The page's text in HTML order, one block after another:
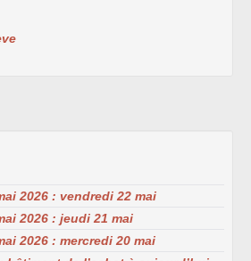
2026 : vendredi 22 mai
2026 : jeudi 21 mai
2026 : mercredi 20 mai